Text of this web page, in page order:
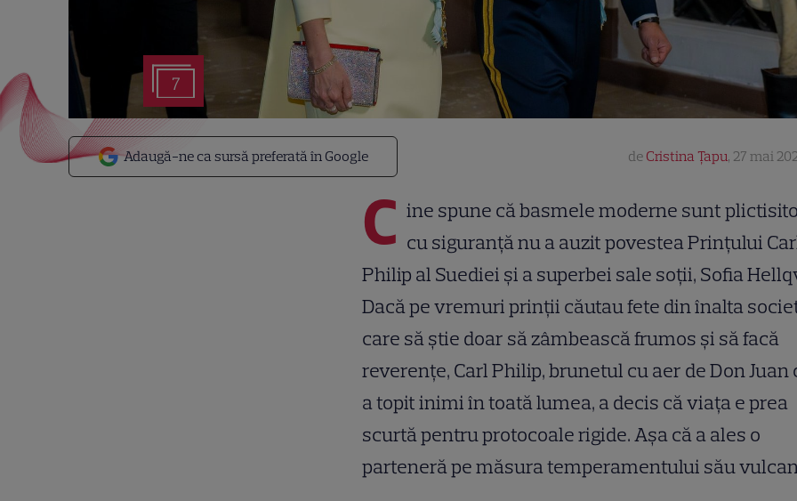
7
Adaugă-ne ca sursă preferată în Google de Cristina Țapu, 27 mai
C ine spune că basmele moderne sunt
cu siguranță nu a auzit povestea Prințului
Philip al Suediei și a superbei sale soții, Sofia
Dacă pe vremuri prinții căutau fete din înalta
care să știe doar să zâmbească frumos și să facă
reverențe, Carl Philip, brunetul cu aer de Don Juan
a topit inimi în toată lumea, a decis că viața e prea
scurtă pentru protocoale rigide. Așa că a ales o
parteneră pe măsura temperamentului său